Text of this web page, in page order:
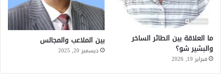
ما العلاقة بين الطائر الساخر
والبشير شو؟
فبراير 19, 2026
بين الملاعب والمجالس
ديسمبر 20, 2025